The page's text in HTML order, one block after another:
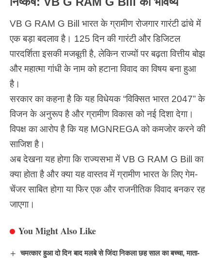
VB G RAM G Bill भारतके ग्रामीण रोजगार गारंटी ढांचे में
एक बड़ा बदलाव है। 125 दिन की गारंटी और डिजिटल
पारदर्शिता इसकी मजबूती है, लेकिन राज्यों पर बढ़ता वित्तीय बोझ
और महात्मा गांधी के नाम को हटाना विवाद का विषय बना हुआ
है।
सरकार का कहना है कि यह विधेयक “विक्सित भारत 2047” के
विजन के अनुरूप है और ग्रामीण विकास को नई दिशा देगा।
विपक्ष का आरोप है कि यह MGNREGA को कमजोर करने की
साजिश है।
अब देखना यह होगा कि राज्यसभा में VB G RAM G Bill
का
क्या होता है और क्या यह वास्तव में ग्रामीण भारत के लिए गेम-
चेंजर साबित होगा या फिर एक और राजनीतिक विवाद बनकर रह
जाएगा।
You Might Also Like
चमत्कार हुआ दो दिन बाद मलबे से जिंदा निकला छह साल का बच्चा, माता-